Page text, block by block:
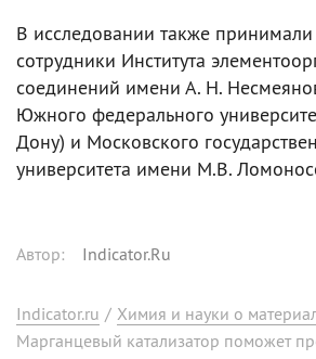
В исследовании также принимали
сотрудники Института
соединений имени А. Н.
Южного федерального
Дону) и Московского
университета имени М.В.
Автор: Indicator.Ru
Indicator.ru / Химия и науки о
Марганцевый катализатор поможет